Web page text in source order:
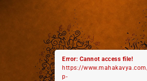
Error: Cannot access file!
https://
p-